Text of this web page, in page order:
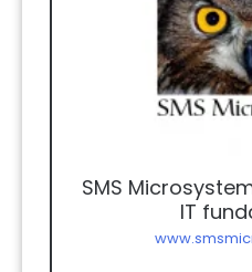
SMS
IT